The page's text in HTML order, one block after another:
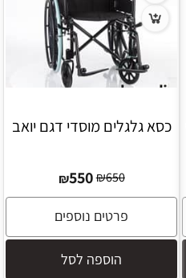
כסא גלגלים מוסדי דגם יואב
₪650
₪550
פרטים נוספים
הוספה לסל